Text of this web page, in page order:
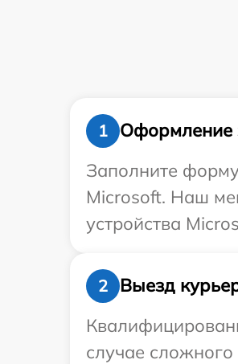
1
Оформление
Заполните
Microsoft. Наш
устройства
2
Выезд
случае